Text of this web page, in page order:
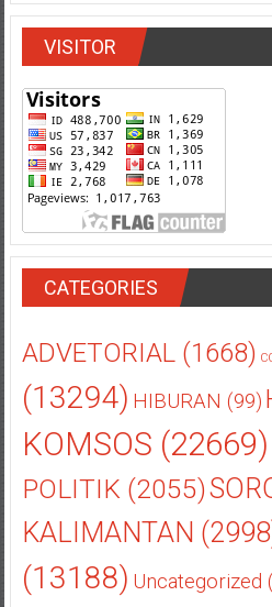
VISITOR
CATEGORIES
ADVETORIAL(1668)
(13294) HIBURAN (99)
KOMSOS (22669)
POLITIK (2055)
KALIMANTAN
(13188) Uncategorized